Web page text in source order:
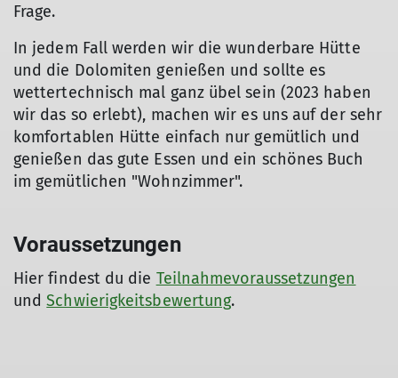
Frage.
In jedem Fall werden wir die wunderbare Hütte
und die Dolomiten genießen und sollte es
wettertechnisch mal ganz übel sein (2023 haben
wir das so erlebt), machen wir es uns auf der sehr
komfortablen Hütte einfach nur gemütlich und
genießen das gute Essen und ein schönes Buch
im gemütlichen "Wohnzimmer".
Voraussetzungen
Hier findest du die Teilnahmevoraussetzungen
undSchwierigkeitsbewertung.